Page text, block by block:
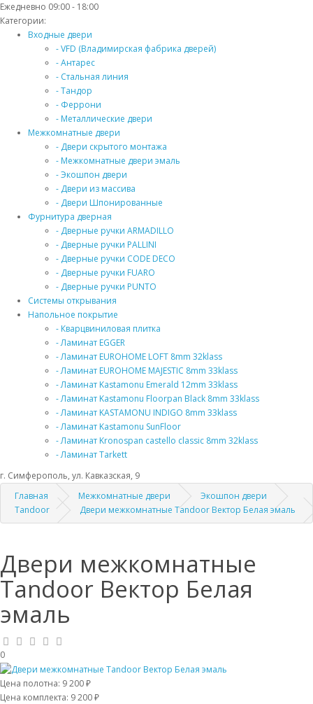
Ежедневно 09:00 - 18:00
Категории:
Входные двери
- VFD (Владимирская фабрика дверей)
- Антарес
- Стальная линия
- Тандор
- Феррони
- Металлические двери
Межкомнатные двери
- Двери скрытого монтажа
- Межкомнатные двери эмаль
- Экошпон двери
- Двери из массива
- Двери Шпонированные
Фурнитура дверная
- Дверные ручки ARMADILLO
- Дверные ручки PALLINI
- Дверные ручки CODE DECO
- Дверные ручки FUARO
- Дверные ручки PUNTO
Системы открывания
Напольное покрытие
- Кварцвиниловая плитка
- Ламинат EGGER
- Ламинат EUROHOME LOFT 8mm 32klass
- Ламинат EUROHOME MAJESTIC 8mm 33klass
- Ламинат Kastamonu Emerald 12mm 33klass
- Ламинат Kastamonu Floorpan Black 8mm 33klass
- Ламинат KASTAMONU INDIGO 8mm 33klass
- Ламинат Kastamonu SunFloor
- Ламинат Kronospan castello classic 8mm 32klass
- Ламинат Tarkett
г. Симферополь, ул. Кавказская, 9
Главная
Межкомнатные двери
Экошпон двери
Tandoor
Двери межкомнатные Tandoor Вектор Белая эмаль
Двери межкомнатные
Tandoor Вектор Белая
эмаль
0
Цена полотна: 9 200 ₽
Цена комплекта: 9 200 ₽